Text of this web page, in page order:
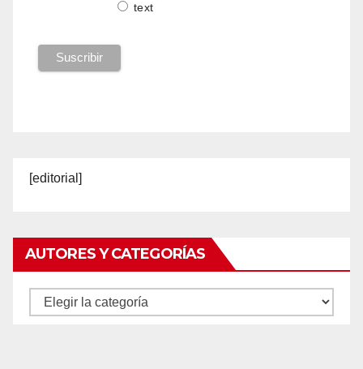
text
[editorial]
AUTORES Y CATEGORÍAS
Autores